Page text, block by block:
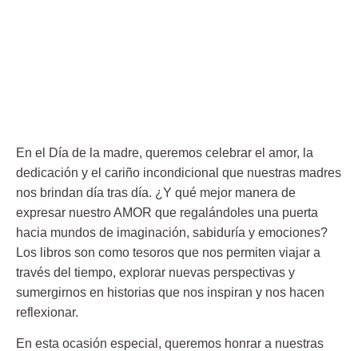
En el Día de la madre, queremos celebrar el amor, la
dedicación y el cariño incondicional que nuestras madres
nos brindan día tras día. ¿Y qué mejor manera de
expresar nuestro AMOR que regalándoles una puerta
hacia mundos de imaginación, sabiduría y emociones?
Los libros son como tesoros que nos permiten viajar a
través del tiempo, explorar nuevas perspectivas y
sumergirnos en historias que nos inspiran y nos hacen
reflexionar.
En esta ocasión especial, queremos honrar a nuestras